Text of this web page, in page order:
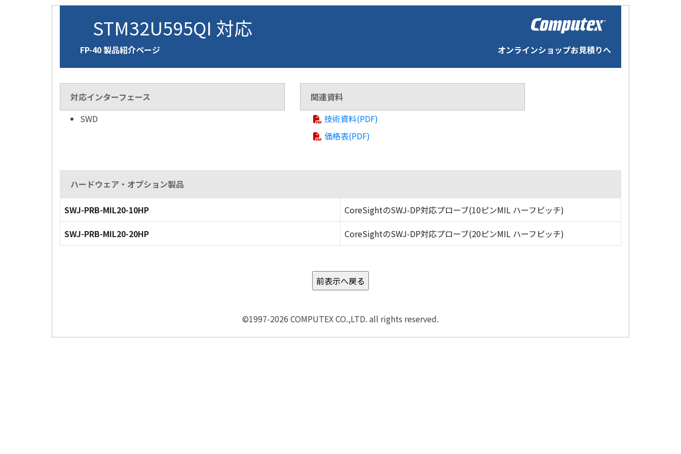
STM32U595QI 対応
FP-40 製品紹介ページ オンラインショップお見積りへ
対応インターフェース
SWD
関連資料
技術資料(PDF)
価格表(PDF)
ハードウェア・オプション製品
SWJ-PRB-MIL20-10HP
CoreSightのSWJ-DP対応プローブ(10ピンMIL ハーフピッチ)
SWJ-PRB-MIL20-20HP
CoreSightのSWJ-DP対応プローブ(20ピンMIL ハーフピッチ)
©1997-2026 COMPUTEX CO.,LTD. all rights reserved.